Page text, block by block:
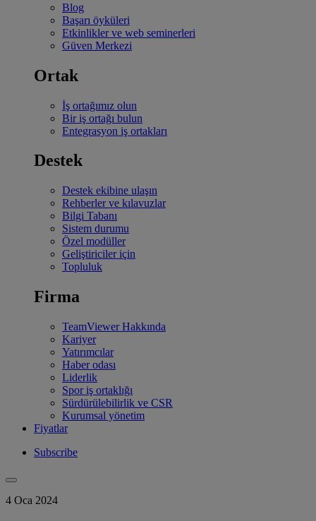
Blog
Başarı öyküleri
Etkinlikler ve web seminerleri
Güven Merkezi
Ortak
İş ortağımız olun
Bir iş ortağı bulun
Entegrasyon iş ortakları
Destek
Destek ekibine ulaşın
Rehberler ve kılavuzlar
Bilgi Tabanı
Sistem durumu
Özel modüller
Geliştiriciler için
Topluluk
Firma
TeamViewer Hakkında
Kariyer
Yatırımcılar
Haber odası
Liderlik
Spor iş ortaklığı
Sürdürülebilirlik ve CSR
Kurumsal yönetim
Fiyatlar
Subscribe
4 Oca 2024